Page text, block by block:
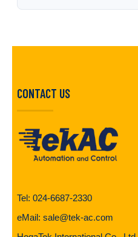
CONTACT US
Tel: 024-6687-2330
eMail: sale@tek-ac.com